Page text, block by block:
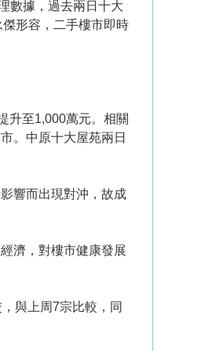
數據，過去兩日十大
形容，二手樓市即時
升至1,000萬元。相關
。中原十大屋苑兩日
響而出現對沖，故成
濟，對樓市健康發展
與上周7宗比較，同